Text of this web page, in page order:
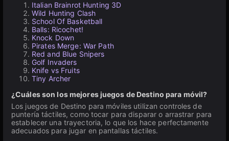
Italian Brainrot Hunting 3D
Wild Hunting Clash
School Of Basketball
Balls: Ricochet!
Knock Down
Pirates Merge: War Path
Red and Blue Snipers
Golf Invaders
Knife vs Fruits
Tiny Archer
¿Cuáles son los mejores juegos de Destino para móvil?
Los juegos de Destino para móviles utilizan controles de
puntería táctiles, como tocar para disparar o arrastrar para
establecer una trayectoria, lo que los hace perfectamente
adecuados para jugar en pantallas táctiles.